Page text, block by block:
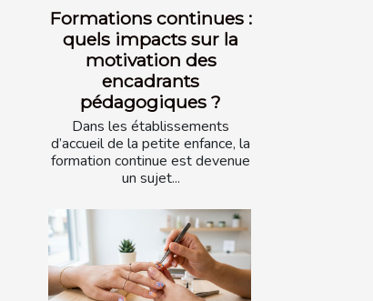
Formations continues :
quels impacts sur la
motivation des
encadrants
pédagogiques ?
Dans les établissements
d’accueil de la petite enfance, la
formation continue est devenue
un sujet...